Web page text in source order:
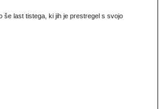
še last tistega, ki jih je prestregel s svojo